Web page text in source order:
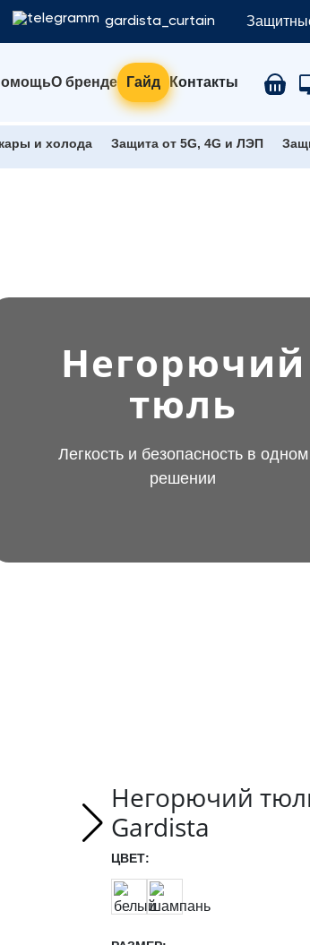
gardista_curtain
О бренде Гайд Контакты
и холода Защита от 5G, 4G и ЛЭП
Негорючий
тюль
Легкость и безопасность в одном
решении
Негорючий
Gardista
ЦВЕТ: